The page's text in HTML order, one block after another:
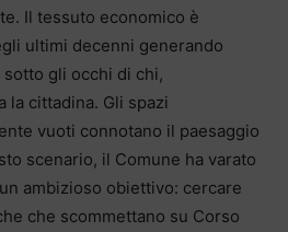
Il tessuto economico è
ultimi decenni generando
gli occhi di chi,
la cittadina. Gli spazi
vuoti connotano il paesaggio
scenario, il Comune ha varato
ambizioso obiettivo: cercare
che scommettano su Corso